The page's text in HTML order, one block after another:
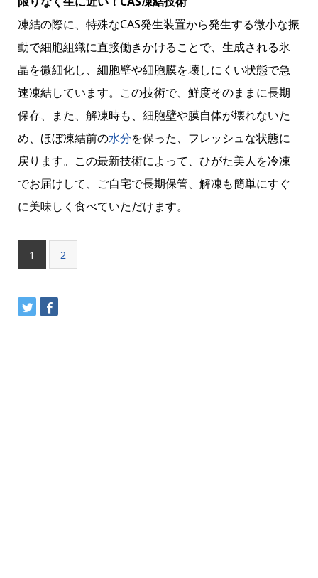
凍結の際に、特殊なCAS発生装置から発生する微小な振
動で細胞組織に直接働きかけることで、生成される氷
晶を微細化し、細胞壁や細胞膜を壊しにくい状態で急
速凍結しています。この技術で、鮮度そのままに長期
保存、また、解凍時も、細胞壁や膜自体が壊れないた
め、ほぼ凍結前の水分を保った、フレッシュな状態に
戻ります。この最新技術によって、ひがた美人を冷凍
でお届けして、ご自宅で長期保管、解凍も簡単にすぐ
に美味しく食べていただけます。
1 2